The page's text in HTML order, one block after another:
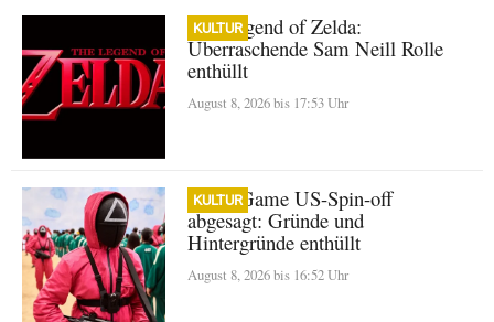
KULTUR
The Legend of Zelda:
Überraschende Sam Neill Rolle
enthüllt
August 8, 2026 bis 17:53 Uhr
KULTUR
Squid Game US-Spin-off
abgesagt: Gründe und
Hintergründe enthüllt
August 8, 2026 bis 16:52 Uhr